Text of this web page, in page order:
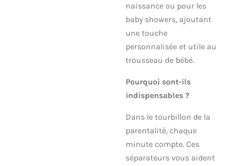
naissance ou pour les
baby showers, ajoutant
une touche
personnalisée et utile au
trousseau de bébé.
Pourquoi sont-ils
indispensables ?
Dans le tourbillon de la
parentalité, chaque
minute compte. Ces
séparateurs vous aident